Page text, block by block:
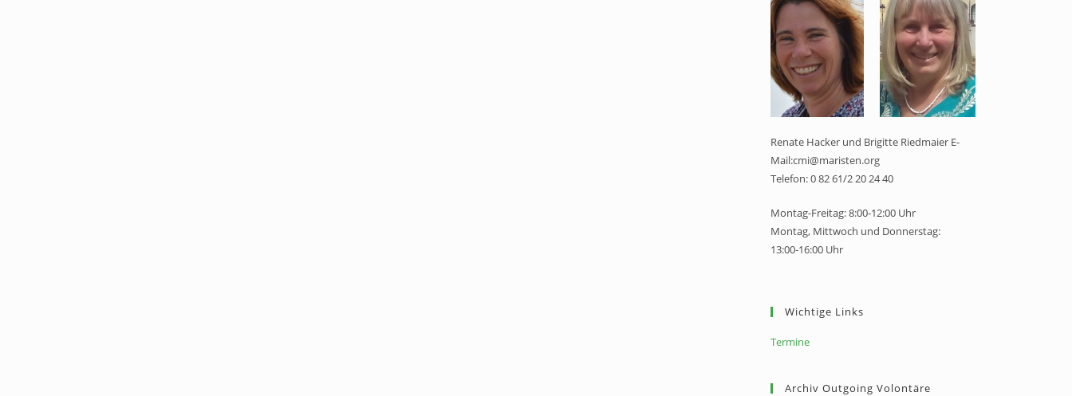
Renate Hacker und Brigitte Riedmaier E-
Mail:cmi@maristen.org
Telefon: 0 82 61/2 20 24 40
Montag-Freitag: 8:00-12:00 Uhr
Montag, Mittwoch und Donnerstag:
13:00-16:00 Uhr
Wichtige Links
Termine
Archiv Outgoing Volontäre